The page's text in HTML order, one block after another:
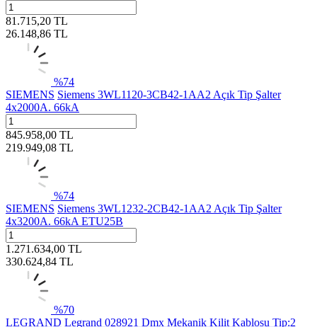
81.715,20 TL
26.148,86 TL
%74
SIEMENS Siemens 3WL1120-3CB42-1AA2 Açık Tip Şalter
4x2000A. 66kA
845.958,00 TL
219.949,08 TL
%74
SIEMENS Siemens 3WL1232-2CB42-1AA2 Açık Tip Şalter
4x3200A. 66kA ETU25B
1.271.634,00 TL
330.624,84 TL
%70
LEGRAND Legrand 028921 Dmx Mekanik Kilit Kablosu Tip:2